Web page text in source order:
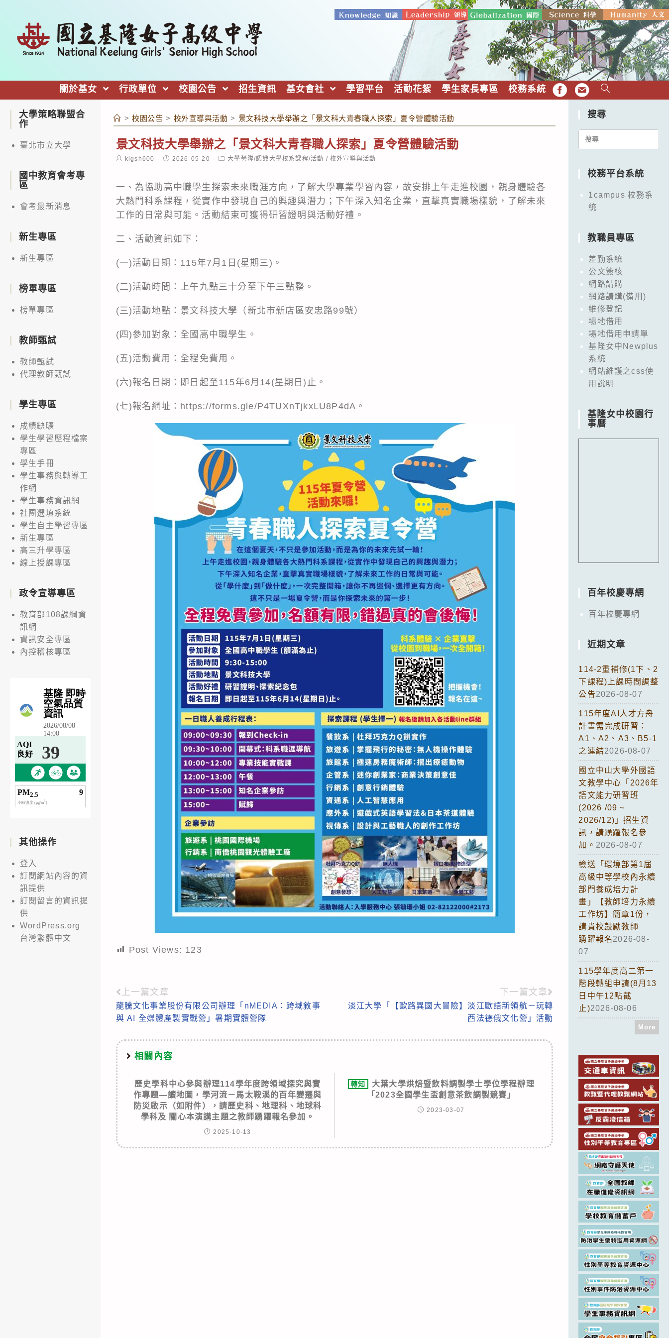
關於基女 行政單位 校園公告 招生資訊 基女會社 學習平台 活動花絮 學生家長專區 校務系統 FB EMAIL
> 校園公告 > 校外宣導與活動 > 景文科技大學舉辦之「景文科大青春職人探索」夏令營體驗活動
景文科技大學舉辦之「景文科大青春職人探索」夏令營體驗活動
Post
author:
klgsh600
Post
published:
2026-05-20
Post
category:
大學營隊/認識大學校系課程/活動 / 校外宣導與活動
一、為協助高中職學生探索未來職涯方向，了解大學專業學習內容，故安排上午走進校園，親身體驗各
大熱門科系課程，從實作中發現自己的興趣與潛力；下午深入知名企業，直擊真實職場樣貌，了解未來
工作的日常與可能。活動結束可獲得研習證明與活動好禮。
二、活動資訊如下：
(一)活動日期：115年7月1日(星期三)。
(二)活動時間：上午九點三十分至下午三點整。
(三)活動地點：景文科技大學（新北市新店區安忠路99號）
(四)參加對象：全國高中職學生。
(五)活動費用：全程免費用。
(六)報名日期：即日起至115年6月14(星期日)止。
(七)報名網址： https://forms.gle/P4TUXnTjkxLU8P4dA 。
Post Views: 123
Read
more
上一篇文章
龍騰文化事業股份有限公司辦理「nMEDIA：跨域敘事
與 AI 全媒體產製實戰營」暑期實體營隊
下一篇文章
淡江大學「【歐路異國大冒險】淡江歐語新領航－玩轉
西法德俄文化營」活動
相關內容
歷史學科中心參與辦理114學年度跨領域探究與實
作專題—讀地圖，學河流－馬太鞍溪的百年變遷與
防災啟示（如附件），請歷史科、地理科、地球科
學科及 關心本演講主題之教師踴躍報名參加。
2025-10-13
轉知
大葉大學烘焙暨飲料調製學士學位學程辦理
「2023全國學生盃創意茶飲調製競賽」
2023-03-07
大學策略聯盟合
作
臺北市立大學
國中教育會考專
區
會考最新消息
新生專區
新生專區
榜單專區
榜單專區
教師甄試
教師甄試
代理教師甄試
學生專區
成績缺曠
學生學習歷程檔案
專區
學生手冊
學生事務與轉導工
作網
學生事務資訊網
社團選填系統
學生自主學習專區
新生專區
高三升學專區
線上授課專區
政令宣導專區
教育部108課綱資
訊網
資訊安全專區
內控稽核專區
其他操作
登入
訂閱網站內容的資
訊提供
訂閱留言的資訊提
供
WordPress.org
台灣繁體中文
搜尋
Search
校務平台系統
1campus 校務系
統
教職員專區
差勤系統
公文簽核
網路請購
網路請購(備用)
維修登記
場地借用
場地借用申請單
基隆女中Newplus
系統
網站維護之css使
用說明
基隆女中校園行
事曆
百年校慶專網
百年校慶專網
近期文章
114-2重補修(1下、2
下課程)上課時間調整
公告2026-08-07
115年度AI人才方舟
計畫需完成研習：
A1、A2、A3、B5-1
之連結2026-08-07
國立中山大學外國語
文教學中心「2026年
語文能力研習班
(2026 /09 ~
2026/12)」招生資
訊，請踴躍報名參
加。 2026-08-07
檢送「環境部第1屆
高級中等學校內永續
部門養成培力計
畫」【教師培力永續
工作坊】簡章1份，
請貴校鼓勵教師
踴躍報名2026-08-
07
115學年度高二第一
階段轉組申請(8月13
日中午12點截
止)2026-08-06
More